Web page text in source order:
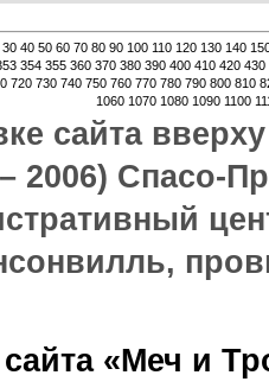
30 40 50 60 70 80 90 100 110 120 130 140
354 355 360 370 380 390 400 410 420 430
720 730 740 750 760 770 780 790 800 810
1060 1070 1080 1090 1100
сайта
2006) Спасо-
«Меч и